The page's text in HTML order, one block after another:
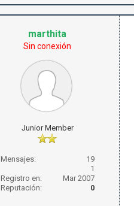
marthita
Sin conexión
Junior Member
Mensajes:
19
1
Registro en:
Mar 2007
Reputación:
0